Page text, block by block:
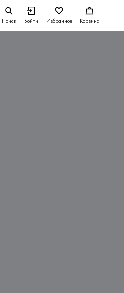
Поиск Войти Избранное Корзина